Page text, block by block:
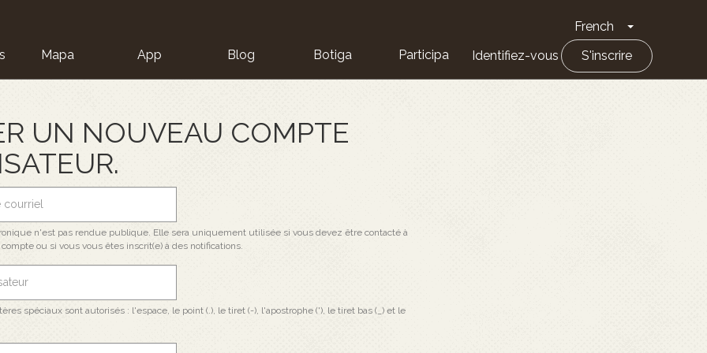
French Toggle
Mapa App Blog Botiga Participa Identifiez-vous S'inscrire
UN NOUVEAU COMPTE
n'est pas rendue publique. Elle sera uniquement utilisée si vous devez être contacté à
ou si vous vous êtes inscrit(e) à des notifications.
spéciaux sont autorisés : l'espace, le point (.), le tiret (-), l'apostrophe ('), le tiret bas (_) et le